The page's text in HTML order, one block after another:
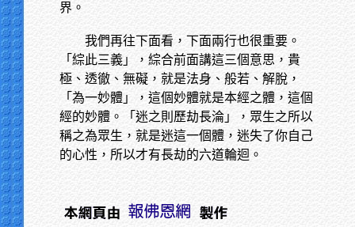
界。
我們再往下面看，下面兩行也很重要。
「綜此三義」，綜合前面講這三個意思，貴
極、透徹、無礙，就是法身、般若、解脫，
「為一妙體」，這個妙體就是本經之體，這個
經的妙體。「迷之則歷劫長淪」，眾生之所以
稱之為眾生，就是迷這一個體，迷失了你自己
的心性，所以才有長劫的六道輪迴。